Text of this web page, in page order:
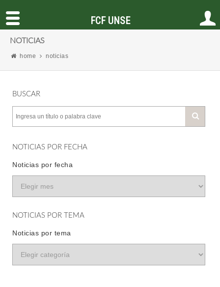
NOTICIAS
home noticias
BUSCAR
NOTICIAS POR FECHA
Noticias por fecha
NOTICIAS POR TEMA
Noticias por tema
FCF UNSE